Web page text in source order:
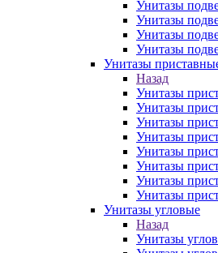
Унитазы
Унитазы
Унитазы
Унитазы
Унитазы
Назад
Унитазы
Унитазы
Унитазы
Унитазы
Унитазы
Унитазы
Унитазы
Унитазы
Унитазы угловые
Назад
Унитазы